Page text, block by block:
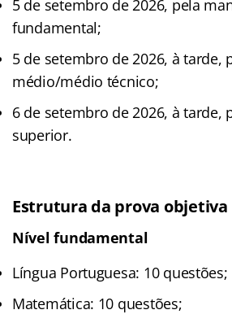
5 de setembro de 2026, pela
fundamental;
5 de setembro de 2026, à tarde,
médio/médio técnico;
6 de setembro de 2026, à tarde,
superior.
Estrutura da prova objetiva
Nível fundamental
Língua Portuguesa: 10 questões;
Matemática: 10 questões;